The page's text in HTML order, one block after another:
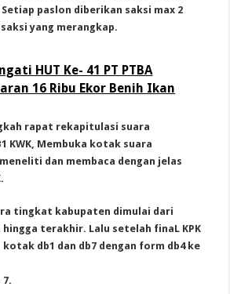
Setiap paslon diberikan saksi max 2
yang merangkap.
HUT Ke- 41 PT PTBA
16 Ribu Ekor Benih Ikan
rapat rekapitulasi suara
KWK, Membuka kotak suara
dan membaca dengan jelas
tingkat kabupaten dimulai dari
terakhir. Lalu setelah finaL KPK
kotak db1 dan db7 dengan form db4 ke